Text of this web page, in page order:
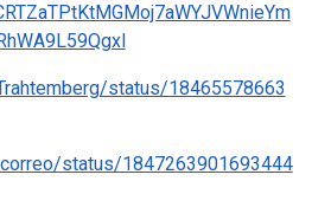
status/18465578663
status/1847263901693444